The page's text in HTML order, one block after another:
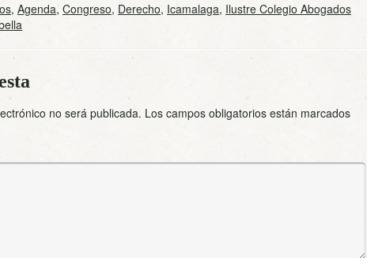
, Agenda, Congreso, Derecho, Icamalaga, Ilustre Colegio Abogados
no será publicada. Los campos obligatorios están marcados